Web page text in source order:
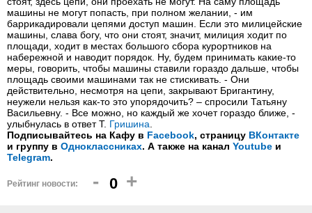
машины не могут попасть, при полном желании, - им
баррикадировали цепями доступ машин. Если это милицейские
машины, слава богу, что они стоят, значит, милиция ходит по
площади, ходит в местах большого сбора курортников на
набережной и наводит порядок. Ну, будем принимать какие-то
меры, говорить, чтобы машины ставили гораздо дальше, чтобы
площадь своими машинами так не стискивать. - Они
действительно, несмотря на цепи, закрывают Бригантину,
неужели нельзя как-то это упорядочить? – спросили Татьяну
Васильевну. - Все можно, но каждый же хочет гораздо ближе, -
улыбнулась в ответ Т. Гришина
Подписывайтесь на Кафу в Facebook, страницу ВКонтакте
и группу в Одноклассниках. А также на канал Youtube и
Telegram.
Рейтинг новости: - 0 +